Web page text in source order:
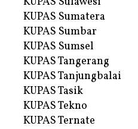
KUPAS Sumatera
KUPAS Sumbar
KUPAS Sumsel
KUPAS Tangerang
KUPAS Tanjungbalai
KUPAS Tasik
KUPAS Tekno
KUPAS Ternate